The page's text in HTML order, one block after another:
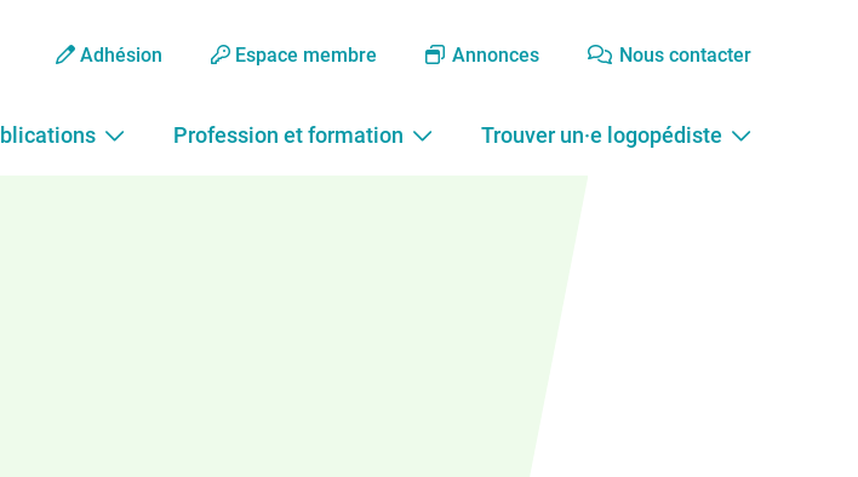
Adhésion Espace membre Annonces Nous contacter
Profession et formation Trouver un·e logopédiste